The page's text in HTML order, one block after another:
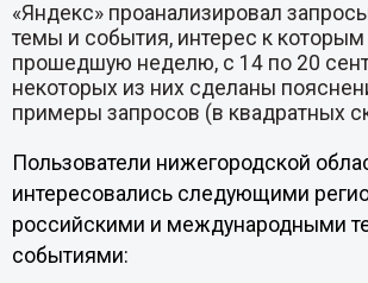
«Яндекс» проанализировал
темы и события, интерес к
прошедшую неделю, с 14 по 20
некоторых из них сделаны
примеры запросов (в квадратных
Пользователи нижегородской
интересовались следующими
российскими и международными
событиями: